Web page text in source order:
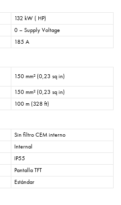
132 kW ( HP)
0 – Supply Voltage
185 A
150 mm² (0,23 sq in)
150 mm² (0,23 sq in)
100 m (328 ft)
Sin filtro CEM interno
Internal
IP55
Pantalla TFT
Estándar